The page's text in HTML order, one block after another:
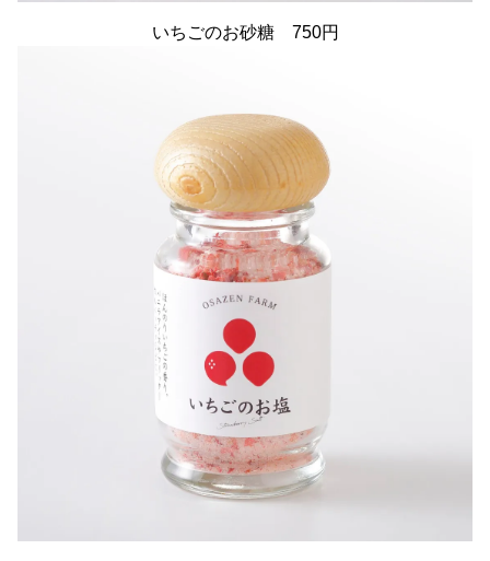
いちごのお砂糖 750円